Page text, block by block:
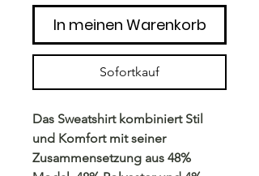
In meinen Warenkorb
Sofortkauf
Das Sweatshirt kombiniert Stil
und Komfort mit seiner
Zusammensetzung aus 48%